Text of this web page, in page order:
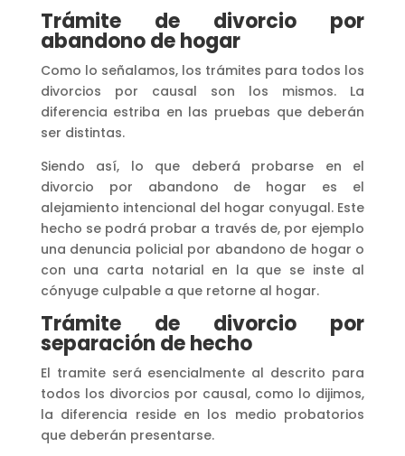
Trámite de divorcio por
abandono de hogar
Como lo señalamos, los trámites para todos los
divorcios por causal son los mismos. La
diferencia estriba en las pruebas que deberán
ser distintas.
Siendo así, lo que deberá probarse en el
divorcio por abandono de hogar es el
alejamiento intencional del hogar conyugal. Este
hecho se podrá probar a través de, por ejemplo
una denuncia policial por abandono de hogar o
con una carta notarial en la que se inste al
cónyuge culpable a que retorne al hogar.
Trámite de divorcio por
separación de hecho
El tramite será esencialmente al descrito para
todos los divorcios por causal, como lo dijimos,
la diferencia reside en los medio probatorios
que deberán presentarse.